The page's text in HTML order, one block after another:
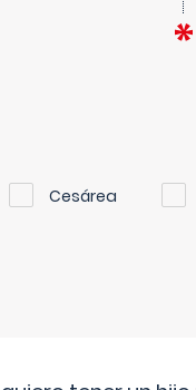
Cesárea